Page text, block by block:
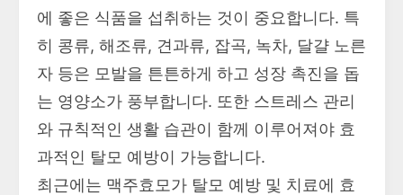
에 좋은 식품을 섭취하는 것이 중요합니다. 특
히 콩류, 해조류, 견과류, 잡곡, 녹차, 달걀 노른
자 등은 모발을 튼튼하게 하고 성장 촉진을 돕
는 영양소가 풍부합니다. 또한 스트레스 관리
와 규칙적인 생활 습관이 함께 이루어져야 효
과적인 탈모 예방이 가능합니다.
최근에는 맥주효모가 탈모 예방 및 치료에 효